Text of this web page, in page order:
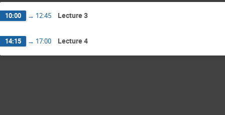
10:00 → 12:45 Lecture 3
14:15 → 17:00 Lecture 4